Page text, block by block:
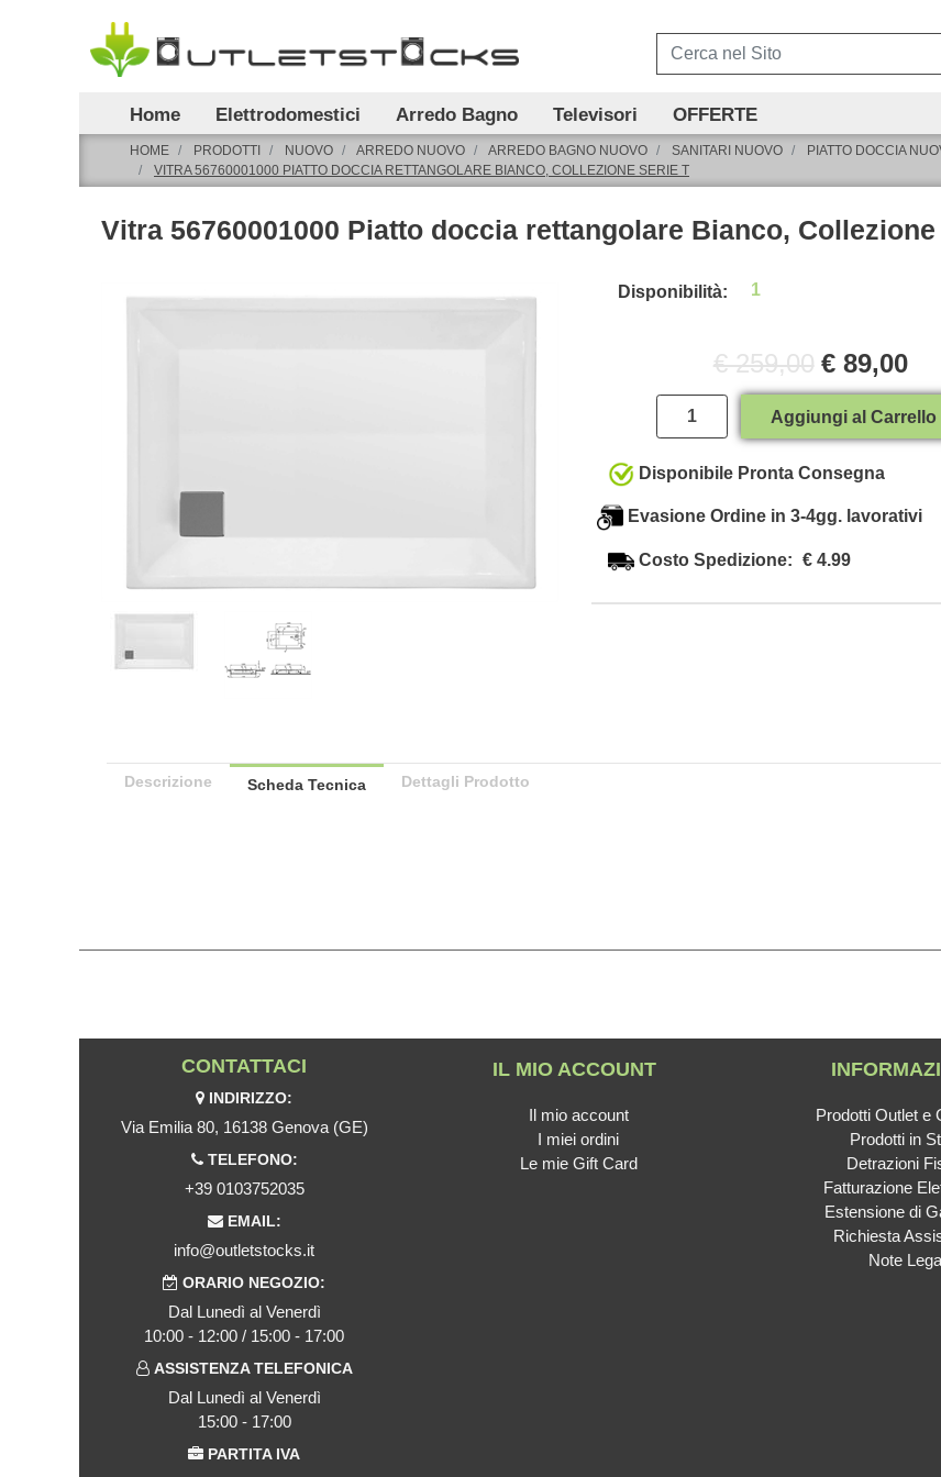
Home Elettrodomestici Arredo Bagno Televisori OFFERTE
HOME PRODOTTI NUOVO ARREDO NUOVO ARREDO BAGNO NUOVO SANITARI NUOVO
PIATTO DOCCIA
VITRA 56760001000 PIATTO DOCCIA RETTANGOLARE BIANCO, COLLEZIONE SERIE T
Vitra 56760001000 Piatto doccia rettangolare Bianco,
Disponibilità: 1
€ 259,00 € 89,00
Quantità
Aggiungi al Carrello
Disponibile Pronta Consegna
Evasione Ordine in 3-4gg. lavorativi
Costo Spedizione: € 4.99
Descrizione Scheda Tecnica Dettagli Prodotto
CONTATTACI
INDIRIZZO:
Via Emilia 80, 16138 Genova (GE)
TELEFONO:
+39 0103752035
EMAIL:
info@outletstocks.it
ORARIO NEGOZIO:
Dal Lunedì al Venerdì
10:00 - 12:00 / 15:00 - 17:00
ASSISTENZA TELEFONICA
Dal Lunedì al Venerdì
15:00 - 17:00
PARTITA IVA
IL MIO ACCOUNT
Il mio account
I miei ordini
Le mie Gift Card
Prodotti Outlet e
Prodotti in
Detrazioni
Fatturazione
Estensione di
Richiesta
Note